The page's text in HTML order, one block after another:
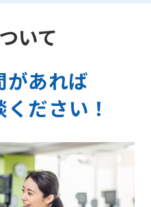
いて
があれば
ださい！